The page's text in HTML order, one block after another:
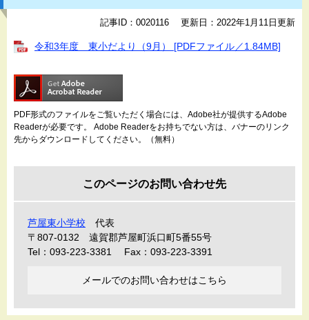
記事ID：0020116 更新日：2022年1月11日更新
令和3年度 東小だより（9月） [PDFファイル／1.84MB]
PDF形式のファイルをご覧いただく場合には、Adobe社が提供するAdobe
Readerが必要です。
Adobe Readerをお持ちでない方は、バナーのリンク
先からダウンロードしてください。（無料）
このページのお問い合わせ先
芦屋東小学校
代表
〒807-0132
遠賀郡芦屋町浜口町5番55号
Tel：093-223-3381
Fax：093-223-3391
メールでのお問い合わせはこちら